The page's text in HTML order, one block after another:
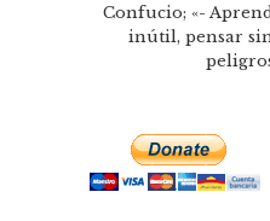
Confucio; «-
inútil, pensar